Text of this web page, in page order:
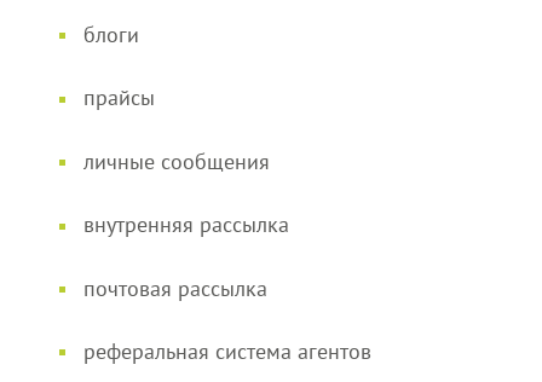
блоги
прайсы
личные сообщения
внутренняя рассылка
почтовая рассылка
реферальная система агентов